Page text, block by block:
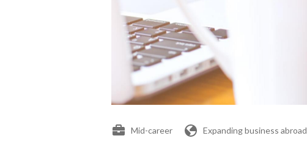
Mid-career Expanding business abroad